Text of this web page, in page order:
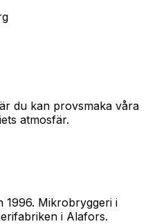
du kan provsmaka våra
atmosfär.
1996. Mikrobryggeri i
i Alafors.